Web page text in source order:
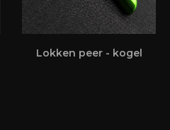
Lokken peer - kogel